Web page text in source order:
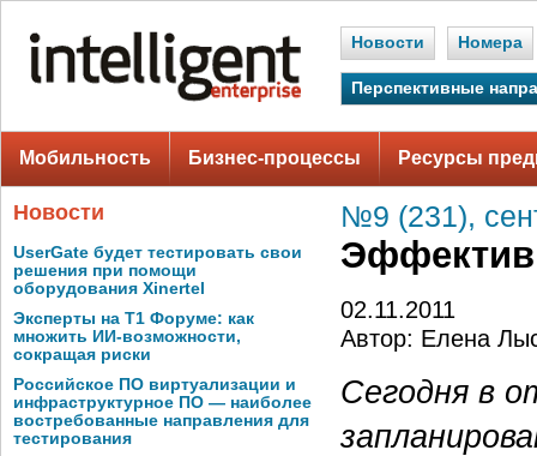
Новости Номера
Перспективные
Мобильность Бизнес-процессы Ресурсы
Новости
UserGate будет тестировать свои
решения при помощи
оборудования Xinertel
Эксперты на Т1 Форуме: как
множить ИИ-возможности,
сокращая риски
Российское ПО виртуализации и
инфраструктурное ПО — наиболее
востребованные направления для
тестирования
№9 (231),
02.11.2011
Автор: Елена
Сегодня в